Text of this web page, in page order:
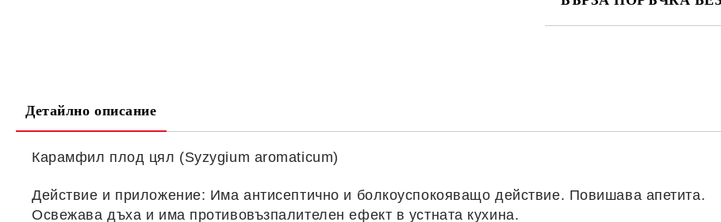
Детайлно описание
Карамфил плод цял (Syzygium aromaticum)
Действие и приложение: Има антисептично и болкоуспокояващо действие. Повишава апетита.
Освежава дъха и има противовъзпалителен ефект в устната кухина.